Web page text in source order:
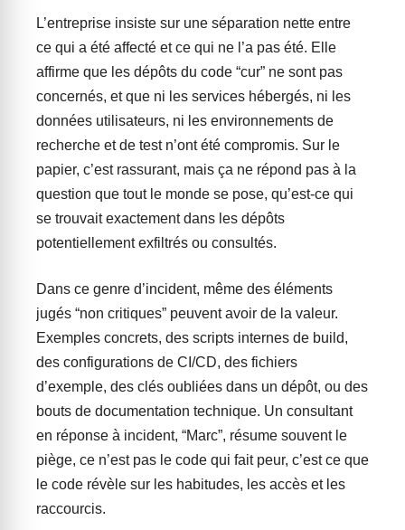
L’entreprise insiste sur une séparation nette entre
ce qui a été affecté et ce qui ne l’a pas été. Elle
affirme que les dépôts du code “cur” ne sont pas
concernés, et que ni les services hébergés, ni les
données utilisateurs, ni les environnements de
recherche et de test n’ont été compromis. Sur le
papier, c’est rassurant, mais ça ne répond pas à la
question que tout le monde se pose, qu’est-ce qui
se trouvait exactement dans les dépôts
potentiellement exfiltrés ou consultés.
Dans ce genre d’incident, même des éléments
jugés “non critiques” peuvent avoir de la valeur.
Exemples concrets, des scripts internes de build,
des configurations de CI/CD, des fichiers
d’exemple, des clés oubliées dans un dépôt, ou des
bouts de documentation technique. Un consultant
en réponse à incident, “Marc”, résume souvent le
piège, ce n’est pas le code qui fait peur, c’est ce que
le code révèle sur les habitudes, les accès et les
raccourcis.